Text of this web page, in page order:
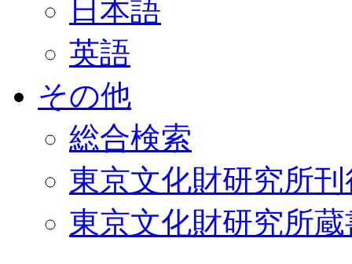
日本語
英語
その他
総合検索
東京文化財研究所
東京文化財研究所